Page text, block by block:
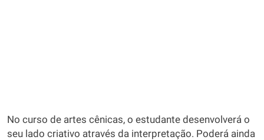
No curso de artes cênicas, o estudante desenvolverá o
seu lado criativo através da interpretação. Poderá ainda